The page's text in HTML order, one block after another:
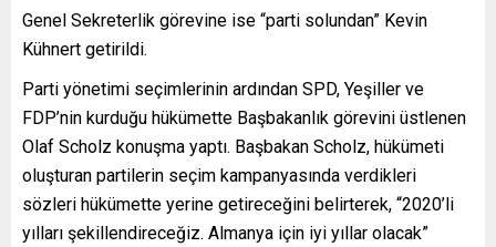
Genel Sekreterlik görevine ise “parti solundan” Kevin
Kühnert getirildi.
Parti yönetimi seçimlerinin ardından SPD, Yeşiller ve
FDP’nin kurduğu hükümette Başbakanlık görevini üstlenen
Olaf Scholz konuşma yaptı. Başbakan Scholz, hükümeti
oluşturan partilerin seçim kampanyasında verdikleri
sözleri hükümette yerine getireceğini belirterek, “2020’li
yılları şekillendireceğiz. Almanya için iyi yıllar olacak”